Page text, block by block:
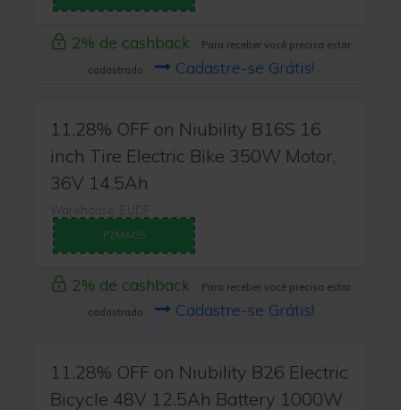
2% de cashback
Para receber você precisa estar
cadastrado
Cadastre-se Grátis!
11.28% OFF on Niubility B16S 16
inch Tire Electric Bike 350W Motor,
36V 14.5Ah
Warehouse: EUDF
PZMAG5
2% de cashback
Para receber você precisa estar
cadastrado
Cadastre-se Grátis!
11.28% OFF on Niubility B26 Electric
Bicycle 48V 12.5Ah Battery 1000W